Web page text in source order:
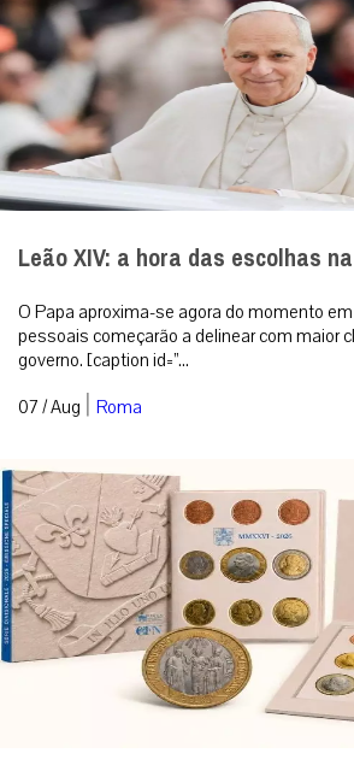
Leão XIV: a hora das escolhas
O Papa aproxima-se agora do momento
pessoais começarão a delinear com maior
governo. [caption id=”...
07 / Aug | Roma